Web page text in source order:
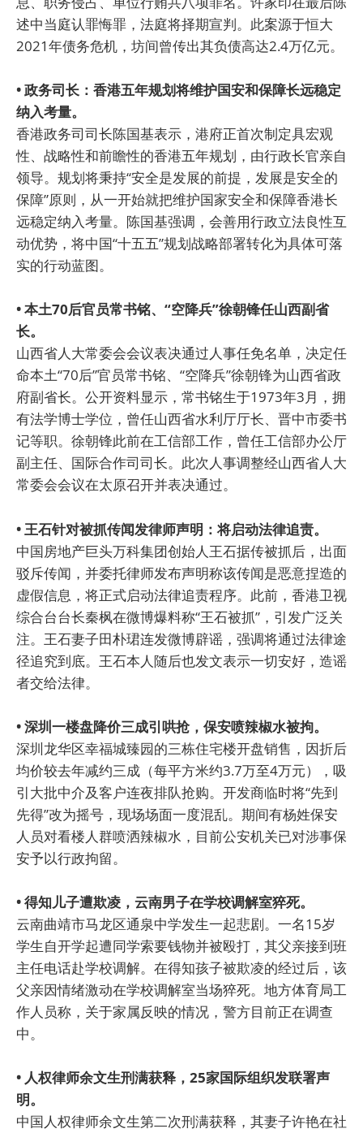
述中当庭认罪悔罪，法庭将择期宣判。此案源于恒大
2021年债务危机，坊间曾传出其负债高达2.4万亿元。
• 政务司长：香港五年规划将维护国安和保障长远稳定
纳入考量。
香港政务司司长陈国基表示，港府正首次制定具宏观
性、战略性和前瞻性的香港五年规划，由行政长官亲自
领导。规划将秉持“安全是发展的前提，发展是安全的
保障”原则，从一开始就把维护国家安全和保障香港长
远稳定纳入考量。陈国基强调，会善用行政立法良性互
动优势，将中国“十五五”规划战略部署转化为具体可落
实的行动蓝图。
• 本土70后官员常书铭、“空降兵”徐朝锋任山西副省
长。
山西省人大常委会会议表决通过人事任免名单，决定任
命本土“70后”官员常书铭、“空降兵”徐朝锋为山西省政
府副省长。公开资料显示，常书铭生于1973年3月，拥
有法学博士学位，曾任山西省水利厅厅长、晋中市委书
记等职。徐朝锋此前在工信部工作，曾任工信部办公厅
副主任、国际合作司司长。此次人事调整经山西省人大
常委会会议在太原召开并表决通过。
• 王石针对被抓传闻发律师声明：将启动法律追责。
中国房地产巨头万科集团创始人王石据传被抓后，出面
驳斥传闻，并委托律师发布声明称该传闻是恶意捏造的
虚假信息，将正式启动法律追责程序。此前，香港卫视
综合台台长秦枫在微博爆料称“王石被抓”，引发广泛关
注。王石妻子田朴珺连发微博辟谣，强调将通过法律途
径追究到底。王石本人随后也发文表示一切安好，造谣
者交给法律。
• 深圳一楼盘降价三成引哄抢，保安喷辣椒水被拘。
深圳龙华区幸福城臻园的三栋住宅楼开盘销售，因折后
均价较去年减约三成（每平方米约3.7万至4万元），吸
引大批中介及客户连夜排队抢购。开发商临时将“先到
先得”改为摇号，现场场面一度混乱。期间有杨姓保安
人员对看楼人群喷洒辣椒水，目前公安机关已对涉事保
安予以行政拘留。
• 得知儿子遭欺凌，云南男子在学校调解室猝死。
云南曲靖市马龙区通泉中学发生一起悲剧。一名15岁
学生自开学起遭同学索要钱物并被殴打，其父亲接到班
主任电话赴学校调解。在得知孩子被欺凌的经过后，该
父亲因情绪激动在学校调解室当场猝死。地方体育局工
作人员称，关于家属反映的情况，警方目前正在调查
中。
• 人权律师余文生刑满获释，25家国际组织发联署声
明。
中国人权律师余文生第二次刑满获释，其妻子许艳在社